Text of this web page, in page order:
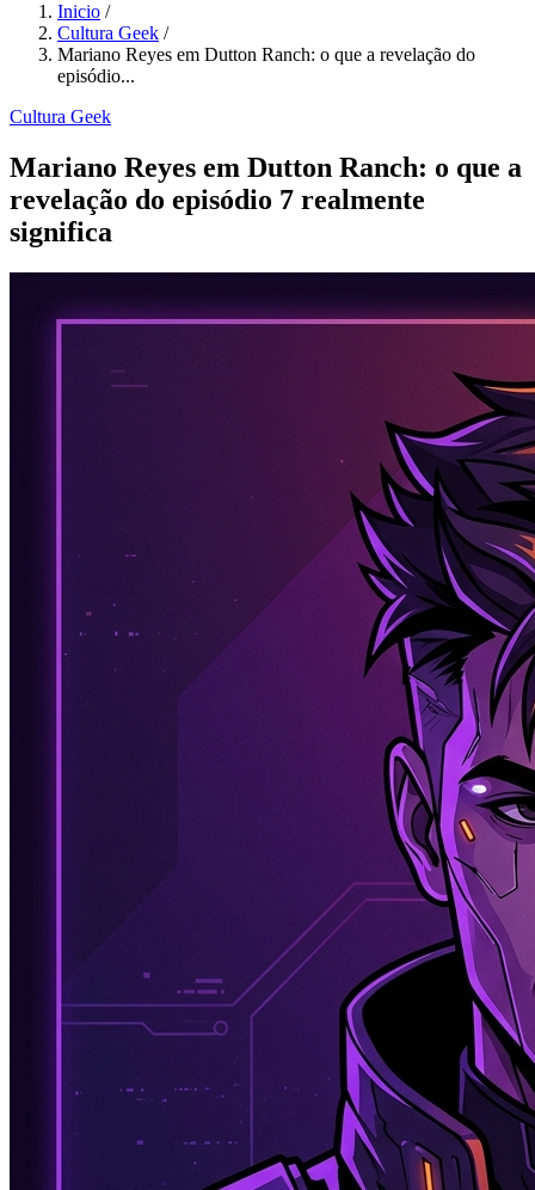
Inicio /
Cultura Geek /
Mariano Reyes em Dutton Ranch: o que a revelação do
episódio...
Cultura Geek
Mariano Reyes em Dutton Ranch: o que a
revelação do episódio 7 realmente
significa